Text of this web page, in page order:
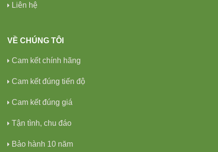
Liên hệ
VỀ CHÚNG TÔI
Cam kết chính hãng
Cam kết đúng tiến độ
Cam kết đúng giá
Tận tình, chu đáo
Bảo hành 10 năm